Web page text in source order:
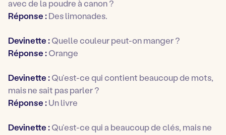
avec de la poudre à canon ?
Réponse :Des limonades.
Devinette :Quelle couleur peut-on manger ?
Réponse :Orange
Devinette :Qu’est-ce qui contient beaucoup de mots,
mais ne sait pas parler ?
Réponse :Un livre
Devinette :Qu’est-ce qui a beaucoup de clés, mais ne